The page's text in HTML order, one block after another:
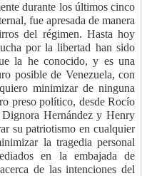
durante los últimos cinco
fue apresada de manera
del régimen. Hasta hoy
por la libertad han sido
la he conocido, y es una
posible de Venezuela, con
minimizar de ninguna
preso político, desde Rocío
Hernández y Henry
su patriotismo en cualquier
la tragedia personal
en la embajada de
de las intenciones del